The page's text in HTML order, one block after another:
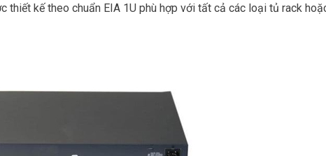
thiết kế theo chuẩn EIA 1U phù hợp với tất cả các loại tủ rack